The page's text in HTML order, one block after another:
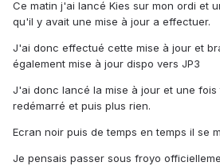
Ce matin j'ai lancé Kies sur mon ordi et
qu'il y avait une mise à jour a effectuer.
J'ai donc effectué cette mise à jour et
également mise à jour dispo vers JP3
J'ai donc lancé la mise à jour et une fois
redémarré et puis plus rien.
Ecran noir puis de temps en temps il se
Je pensais passer sous froyo